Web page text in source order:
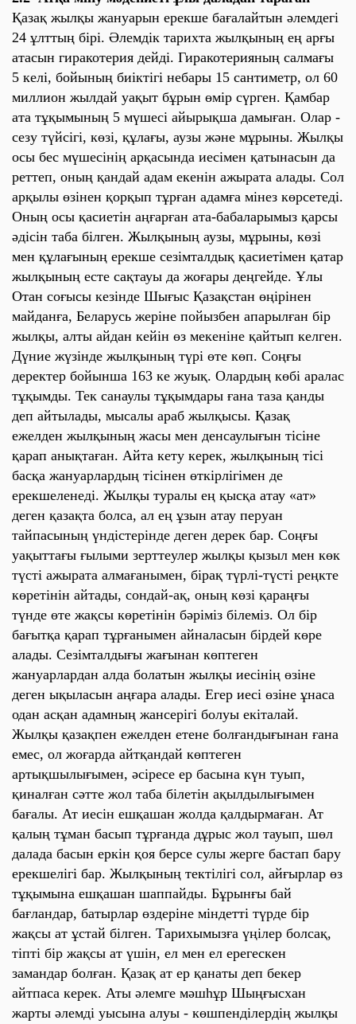
Қазақ жылқы жануарын ерекше бағалайтын әлемдегі
24 ұлттың бірі. Әлемдік тарихта жылқының ең арғы
атасын гиракотерия дейді. Гиракотерияның салмағы
5 келі, бойының биіктігі небары 15 сантиметр, ол 60
миллион жылдай уақыт бұрын өмір сүрген. Қамбар
ата тұқымының 5 мүшесі айырықша дамыған. Олар -
сезу түйсігі, көзі, құлағы, аузы және мұрыны. Жылқы
осы бес мүшесінің арқасында иесімен қатынасын да
реттеп, оның қандай адам екенін ажырата алады. Сол
арқылы өзінен қорқып тұрған адамға мінез көрсетеді.
Оның осы қасиетін аңғарған ата-бабаларымыз қарсы
әдісін таба білген. Жылқының аузы, мұрыны, көзі
мен құлағының ерекше сезімталдық қасиетімен қатар
жылқының есте сақтауы да жоғары деңгейде. Ұлы
Отан соғысы кезінде Шығыс Қазақстан өңірінен
майданға, Беларусь жеріне пойызбен апарылған бір
жылқы, алты айдан кейін өз мекеніне қайтып келген.
Дүние жүзінде жылқының түрі өте көп. Соңғы
деректер бойынша 163 ке жуық. Олардың көбі аралас
тұқымды. Тек санаулы тұқымдары ғана таза қанды
деп айтылады, мысалы араб жылқысы. Қазақ
ежелден жылқының жасы мен денсаулығын тісіне
қарап анықтаған. Айта кету керек, жылқының тісі
басқа жануарлардың тісінен өткірлігімен де
ерекшеленеді. Жылқы туралы ең қысқа атау «ат»
деген қазақта болса, ал ең ұзын атау перуан
тайпасының үндістерінде деген дерек бар. Соңғы
уақыттағы ғылыми зерттеулер жылқы қызыл мен көк
түсті ажырата алмағанымен, бірақ түрлі-түсті реңкте
көретінін айтады, сондай-ақ, оның көзі қараңғы
түнде өте жақсы көретінін бәріміз білеміз. Ол бір
бағытқа қарап тұрғанымен айналасын бірдей көре
алады. Сезімталдығы жағынан көптеген
жануарлардан алда болатын жылқы иесінің өзіне
деген ықыласын аңғара алады. Егер иесі өзіне ұнаса
одан асқан адамның жансерігі болуы екіталай.
Жылқы қазақпен ежелден етене болғандығынан ғана
емес, ол жоғарда айтқандай көптеген
артықшылығымен, әсіресе ер басына күн туып,
қиналған сәтте жол таба білетін ақылдылығымен
бағалы. Ат иесін ешқашан жолда қалдырмаған. Ат
қалың тұман басып тұрғанда дұрыс жол тауып, шөл
далада басын еркін қоя берсе сулы жерге бастап бару
ерекшелігі бар. Жылқының тектілігі сол, айғырлар өз
тұқымына ешқашан шаппайды. Бұрынғы бай
бағландар, батырлар өздеріне міндетті түрде бір
жақсы ат ұстай білген. Тарихымызға үңілер болсақ,
тіпті бір жақсы ат үшін, ел мен ел ерегескен
замандар болған. Қазақ ат ер қанаты деп бекер
айтпаса керек. Аты әлемге мәшһұр Шыңғысхан
жарты әлемді уысына алуы - көшпенділердің жылқы